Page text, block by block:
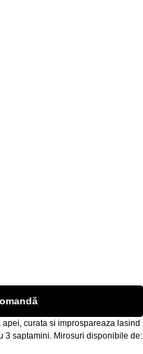
curata si improspareaza lasind
3 saptamini. Mirosuri disponibile de: